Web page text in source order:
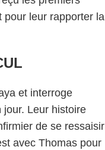
pour leur rapporter la
et interroge
jour. Leur histoire
de se ressaisir
avec Thomas pour